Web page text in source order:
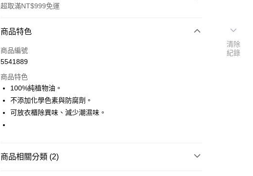
超取滿NT$999免運
付款方式
信用卡一次付款
LINE Pay
Apple Pay
Google Pay
商品特色
商品編號
5541889
商品特色
100%純植物油。
不添加化學色素與防腐劑。
可放衣櫃除異味、減少潮濕味。
商品相關分類 (2)
清除
紀錄